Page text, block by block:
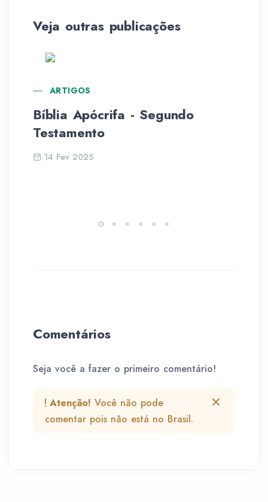
Veja outras publicações
ARTIGOS
Bíblia Apócrifa - Segundo
Testamento
14 Fev 2025
Comentários
Seja você a fazer o primeiro comentário!
Atenção! Você não pode
comentar pois não está no Brasil.